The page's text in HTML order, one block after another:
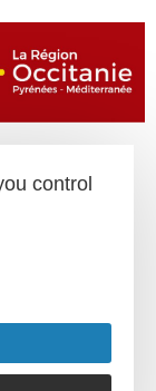
control